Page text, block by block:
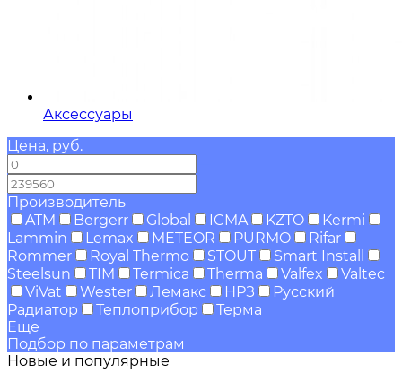
Аксессуары
Цена, руб.
Производитель
ATM
Bergerr Global ICMA KZTO
Kermi
Lammin
Lemax METEOR PURMO
Rifar
Rommer
Royal Thermo STOUT
Smart Install
Steelsun
TIM Termica Therma Valfex
Valtec
ViVat
Wester Лемакс НРЗ
Русский
Радиатор
Теплоприбор
Терма
Еще
Подбор по параметрам
Новые и популярные